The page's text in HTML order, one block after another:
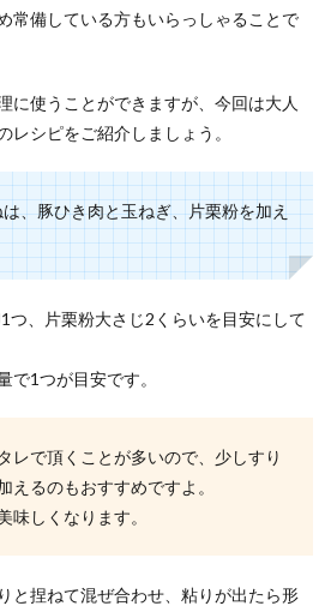
店で食べるラーメンって本当においしいですよ
方スーパーに行くと、刺身が割引されてて思わ
買ってしまうという人も多いのではないでしょ
すが美味しいグラタンのレシピ。簡
和洋中、色々なメニューに使われますが、グラ
ンに入れて...
常備している方もいらっしゃることで
に使うことができますが、今回は大人
レシピをご紹介しましょう。
、豚ひき肉と玉ねぎ、片栗粉を加え
つ、片栗粉大さじ2くらいを目安にして
で1つが目安です。
レで頂くことが多いので、少しすり
えるのもおすすめですよ。
味しくなります。
と捏ねて混ぜ合わせ、粘りが出たら形